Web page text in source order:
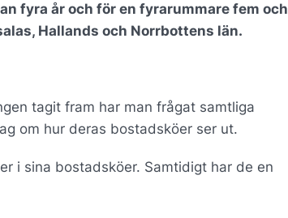
fyra år och för en fyrarummare fem och
Hallands och Norrbottens län.
tagit fram har man frågat samtliga
om hur deras bostadsköer ser ut.
i sina bostadsköer. Samtidigt har de en